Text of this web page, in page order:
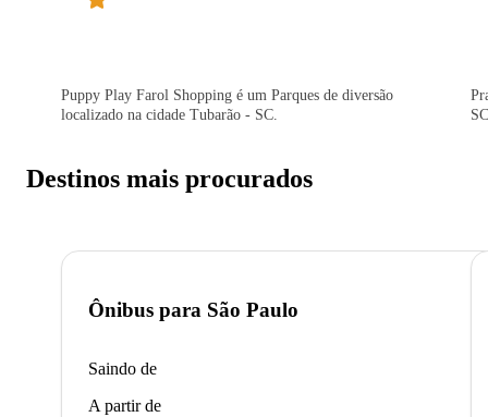
Puppy Play Farol Shopping é um Parques de diversão
localizado na cidade Tubarão - SC.
Destinos mais procurados
Ônibus para São Paulo
Saindo de
A partir de